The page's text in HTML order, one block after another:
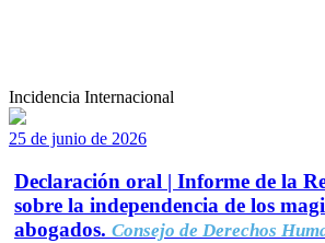
Incidencia Internacional
25 de junio de 2026
Declaración oral | Informe de la
sobre la independencia de los
abogados. Consejo de Derechos